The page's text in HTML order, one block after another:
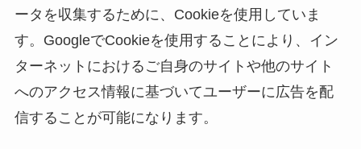
ータを収集するために、Cookieを使用していま
す。GoogleでCookieを使用することにより、イン
ターネットにおけるご自身のサイトや他のサイト
へのアクセス情報に基づいてユーザーに広告を配
信することが可能になります。